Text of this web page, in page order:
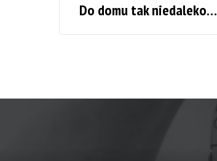
Do domu tak niedaleko…